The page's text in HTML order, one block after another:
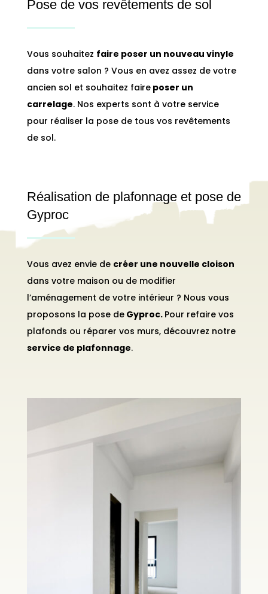
Pose de vos revêtements de sol
Vous souhaitez faire poser un nouveau vinyle
dans votre salon ? Vous en avez assez de votre
ancien sol et souhaitez faireposer un
carrelage. Nos experts sont à votre service
pour réaliser la pose de tous vos revêtements
de sol.
Réalisation de plafonnage et pose de
Gyproc
Vous avez envie de créer une nouvelle cloison
dans votre maison ou de modifier
l’aménagement de votre intérieur ? Nous vous
proposons la pose deGyproc. Pour refaire vos
plafonds ou réparer vos murs, découvrez notre
service de plafonnage.